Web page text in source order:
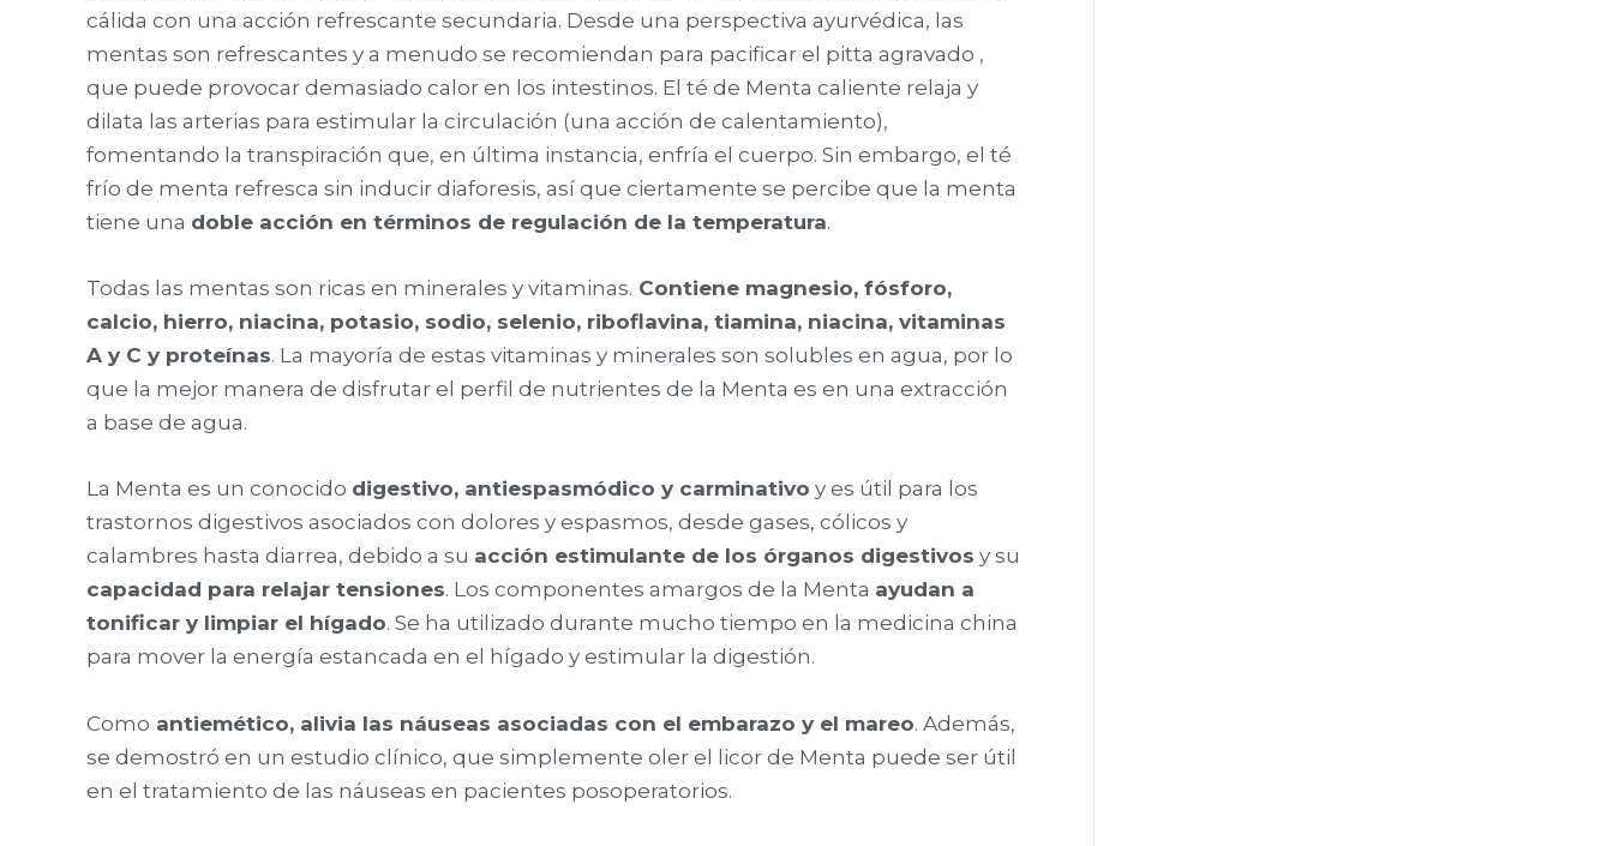
cálida con una acción refrescante secundaria. Desde una perspectiva ayurvédica, las
mentas son refrescantes y a menudo se recomiendan para pacificar el pitta agravado ,
que puede provocar demasiado calor en los intestinos. El té de Menta caliente relaja y
dilata las arterias para estimular la circulación (una acción de calentamiento),
fomentando la transpiración que, en última instancia, enfría el cuerpo. Sin embargo, el té
frío de menta refresca sin inducir diaforesis, así que ciertamente se percibe que la menta
tiene una doble acción en términos de regulación de la temperatura.
Todas las mentas son ricas en minerales y vitaminas. Contiene magnesio, fósforo,
calcio, hierro, niacina, potasio, sodio, selenio, riboflavina, tiamina, niacina, vitaminas
A y C y proteínas. La mayoría de estas vitaminas y minerales son solubles en agua, por lo
que la mejor manera de disfrutar el perfil de nutrientes de la Menta es en una extracción
a base de agua.
La Menta es un conocido digestivo, antiespasmódico y carminativo y es útil para los
trastornos digestivos asociados con dolores y espasmos, desde gases, cólicos y
calambres hasta diarrea, debido a su acción estimulante de los órganos digestivos y su
capacidad para relajar tensiones. Los componentes amargos de la Menta ayudan a
tonificar y limpiar el hígado. Se ha utilizado durante mucho tiempo en la medicina china
para mover la energía estancada en el hígado y estimular la digestión.
Como antiemético, alivia las náuseas asociadas con el embarazo y el mareo. Además,
se demostró en un estudio clínico, que simplemente oler el licor de Menta puede ser útil
en el tratamiento de las náuseas en pacientes posoperatorios.